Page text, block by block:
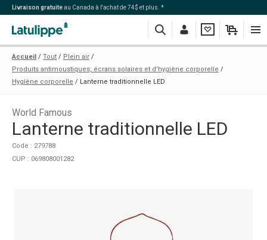
Livraison gratuiteau Canada à l'achat de 74$ et plus. *
Recherche
Me
connecter
Ma
liste
Mon
panier
Accueil Tout
Plein air
Produits antimoustiques, écrans solaires et d'hygiène corporelle
Hygiène corporelle
Lanterne traditionnelle LED
World Famous
Lanterne traditionnelle LED
Code : 279788
CUP : 069808001282